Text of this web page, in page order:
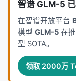
1. 激活导向从
过去激活导向只
开"鸡尾酒疗法
打开了实际应用
学好 + 简洁 +
智谱 GLM-5
在智谱开放平台
模型 GLM-5 在
型 SOTA。
领取 2000万